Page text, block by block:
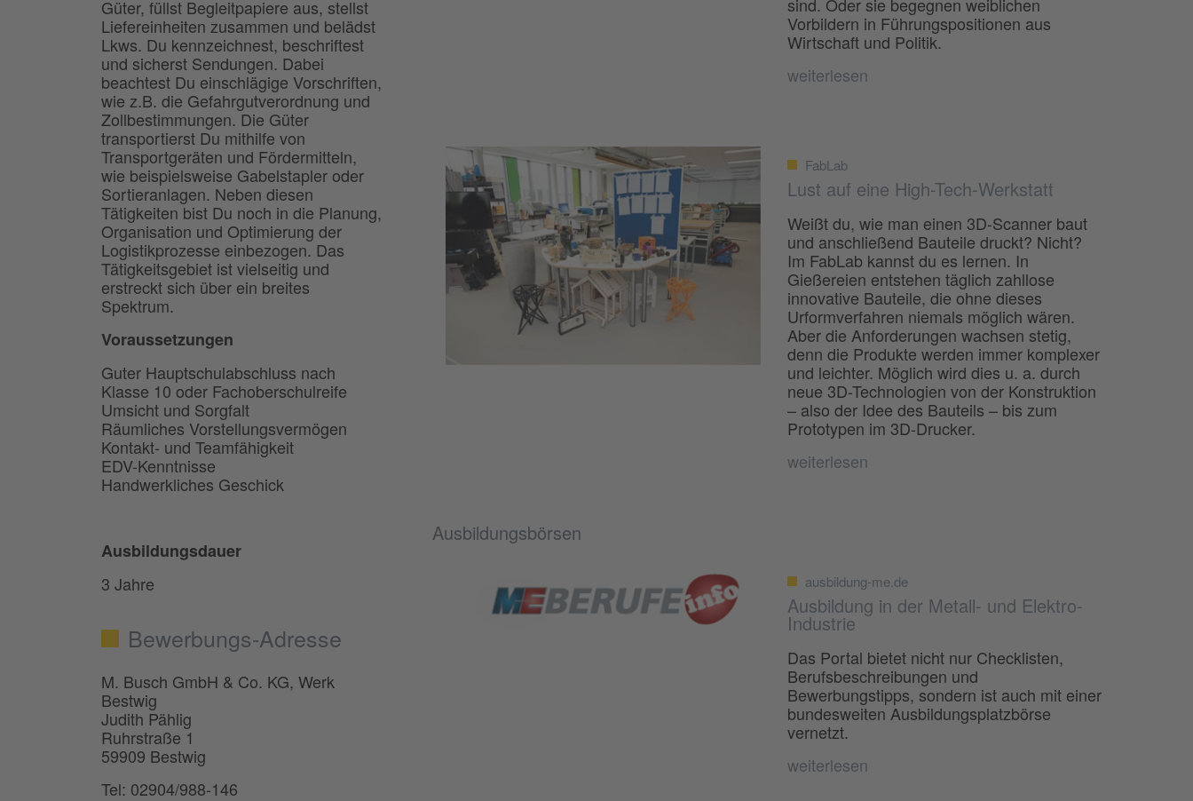
Güter, füllst Begleitpapiere aus, stellst
Liefereinheiten zusammen und belädst
Lkws. Du kennzeichnest, beschriftest
und sicherst Sendungen. Dabei
beachtest Du einschlägige Vorschriften,
wie z.B. die Gefahrgutverordnung und
Zollbestimmungen. Die Güter
transportierst Du mithilfe von
Transportgeräten und Fördermitteln,
wie beispielsweise Gabelstapler oder
Sortieranlagen. Neben diesen
Tätigkeiten bist Du noch in die Planung,
Organisation und Optimierung der
Logistikprozesse einbezogen. Das
Tätigkeitsgebiet ist vielseitig und
erstreckt sich über ein breites
Spektrum.
Voraussetzungen
Guter Hauptschulabschluss nach
Klasse 10 oder Fachoberschulreife
Umsicht und Sorgfalt
Räumliches Vorstellungsvermögen
Kontakt- und Teamfähigkeit
EDV-Kenntnisse
Handwerkliches Geschick
Ausbildungsdauer
3 Jahre
Bewerbungs-Adresse
M. Busch GmbH & Co. KG, Werk
Bestwig
Judith Pählig
Ruhrstraße 1
59909 Bestwig
Tel: 02904/988-146
Vorbildern in Führungspositionen aus
Wirtschaft und Politik.
weiterlesen
FabLab
Lust auf eine High-Tech-Werkstatt
Weißt du, wie man einen 3D-Scanner baut
und anschließend Bauteile druckt? Nicht?
Im FabLab kannst du es lernen. In
Gießereien entstehen täglich zahllose
innovative Bauteile, die ohne dieses
Urformverfahren niemals möglich wären.
Aber die Anforderungen wachsen stetig,
denn die Produkte werden immer komplexer
und leichter. Möglich wird dies u. a. durch
neue 3D-Technologien von der Konstruktion
– also der Idee des Bauteils – bis zum
Prototypen im 3D-Drucker.
weiterlesen
Ausbildungsbörsen
ausbildung-me.de
Ausbildung in der Metall- und Elektro-
Industrie
Das Portal bietet nicht nur Checklisten,
Berufsbeschreibungen und
Bewerbungstipps, sondern ist auch mit einer
bundesweiten Ausbildungsplatzbörse
vernetzt.
weiterlesen